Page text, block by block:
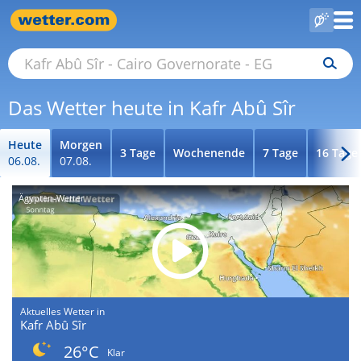
Das Wetter heute in Kafr Abû Sîr
Heute
06.08.
Morgen
07.08.
3 Tage Wochenende 7 Tage 16 Tage
Ägypten-Wetter
Aktuelles Wetter in
Kafr Abû Sîr
26°C
Klar